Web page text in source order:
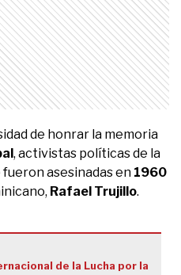
de honrar la memoria
, activistas políticas de la
fueron asesinadas en 1960
Rafael Trujillo.
de la Lucha por la